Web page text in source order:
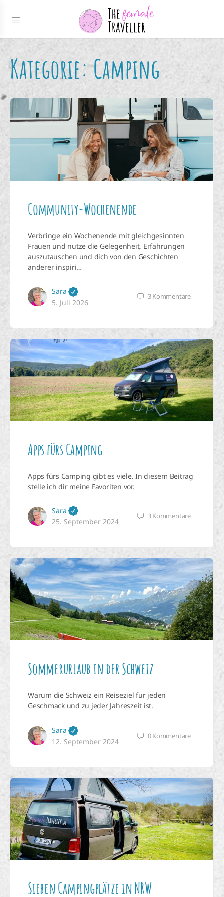
Kategorie:Camping
Community-Wochenende
Verbringe ein Wochenende mit gleichgesinnten
Frauen und nutze die Gelegenheit, Erfahrungen
auszutauschen und dich von den Geschichten
anderer inspiri…
Sara
5. Juli 2026
3Kommentare
Apps fürs Camping
Apps fürs Camping gibt es viele. In diesem Beitrag
stelle ich dir meine Favoriten vor.
Sara
25. September 2024
3Kommentare
Sommerurlaub in der Schweiz
Warum die Schweiz ein Reiseziel für jeden
Geschmack und zu jeder Jahreszeit ist.
Sara
12. September 2024
0Kommentare
Sieben Campingplätze in NRW